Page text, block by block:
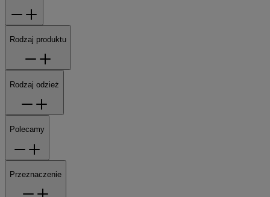
Rodzaj produktu
Rodzaj odzież
Polecamy
Przeznaczenie